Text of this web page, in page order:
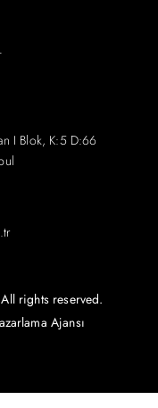
I Blok, K:5 D:66
rights reserved.
Ajansı